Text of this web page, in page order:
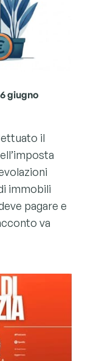
giugno
il
immobili
pagare e
va